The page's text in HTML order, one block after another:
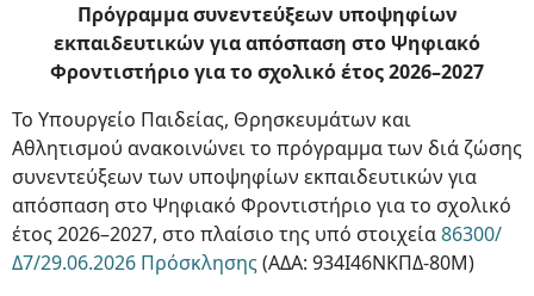
Πρόγραμμα συνεντεύξεων υποψηφίων
εκπαιδευτικών για απόσπαση στο Ψηφιακό
Φροντιστήριο για το σχολικό έτος 2026–2027
Το Υπουργείο Παιδείας, Θρησκευμάτων και
Αθλητισμού ανακοινώνει το πρόγραμμα των διά ζώσης
συνεντεύξεων των υποψηφίων εκπαιδευτικών για
απόσπαση στο Ψηφιακό Φροντιστήριο για το σχολικό
έτος 2026–2027, στο πλαίσιο της υπό στοιχεία86300/
Δ7/29.06.2026 Πρόσκλησης(ΑΔΑ: 934Ι46ΝΚΠΔ-80Μ)